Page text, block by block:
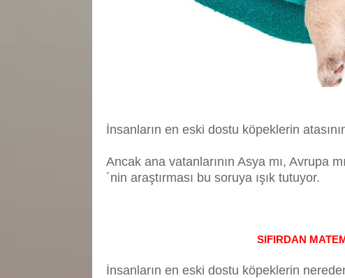
İnsanların en eski dostu köpeklerin
Ancak ana vatanlarının Asya mı, Avrupa
´nin araştırması bu soruya ışık tutuyor.
SIFIRDAN
İnsanların en eski dostu köpeklerin